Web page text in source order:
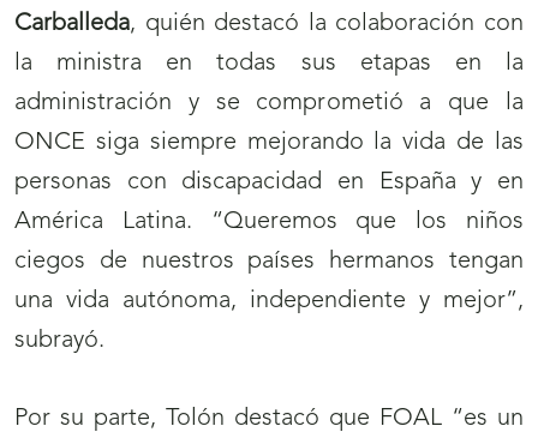
Carballeda, quién destacó la colaboración con
la ministra en todas sus etapas en la
administración y se comprometió a que la
ONCE siga siempre mejorando la vida de las
personas con discapacidad en España y en
América Latina. “Queremos que los niños
ciegos de nuestros países hermanos tengan
una vida autónoma, independiente y mejor”,
subrayó.
Por su parte, Tolón destacó que FOAL “es un